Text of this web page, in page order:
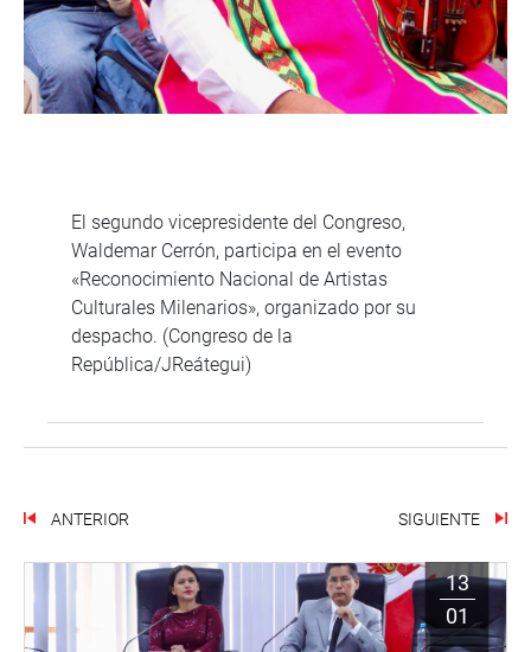
El segundo vicepresidente del Congreso,
Waldemar Cerrón, participa en el evento
«Reconocimiento Nacional de Artistas
Culturales Milenarios», organizado por su
despacho. (Congreso de la
República/JReátegui)
ANTERIOR SIGUIENTE
13
01